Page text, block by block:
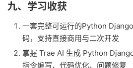
九、学习收获
一套完整可运行的Python
码，支持直接商用与二次开发
掌握 Trae AI 生成 Python
指令编写、代码优化、问题修复